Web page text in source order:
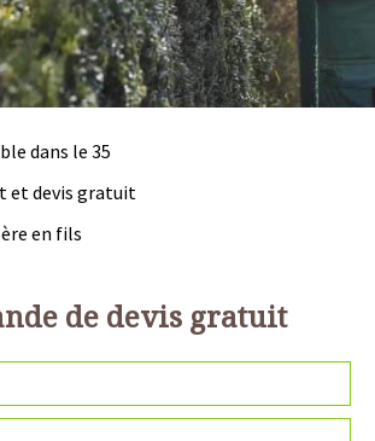
dans le 35
et devis gratuit
en fils
de devis gratuit